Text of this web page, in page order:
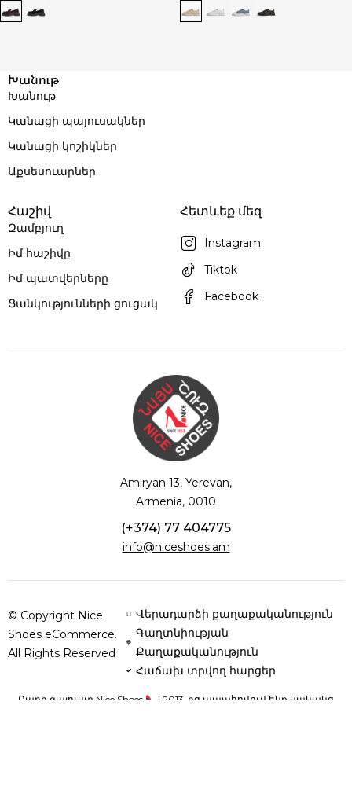
Խանութ
Խանութ
Կանացի պայուսակներ
Կանացի կոշիկներ
Աքսեսուարներ
Հաշիվ
Զամբյուղ
Իմ հաշիվը
Իմ պատվերները
Ցանկությունների ցուցակ
Հետևեք մեզ
Instagram
Tiktok
Facebook
Amiryan 13, Yerevan,
Armenia, 0010
(+374) 77 404775
info@niceshoes.am
© Copyright Nice
Shoes eCommerce.
All Rights Reserved
Վերադարձի քաղաքականություն
Գաղտնիության
Քաղաքականություն
Հաճախ տրվող հարցեր
Բարի գալուստ Nice Shoes
| 2013-ից ապահովում ենք կանանց